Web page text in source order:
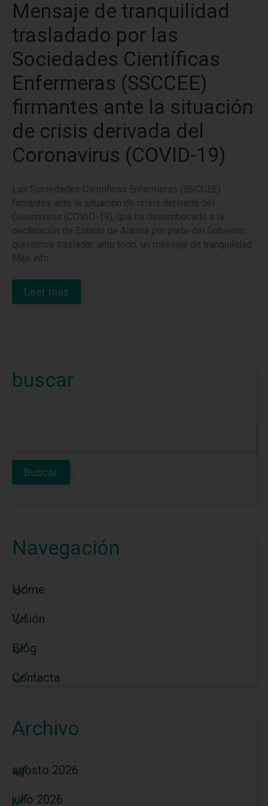
Mensaje de tranquilidad
trasladado por las
Sociedades Científicas
Enfermeras (SSCCEE)
firmantes ante la situación
de crisis derivada del
Coronavirus (COVID-19)
Las Sociedades Científicas Enfermeras (SSCCEE)
firmantes ante la situación de crisis derivada del
Coronavirus (COVID-19), que ha desembocado a la
declaración de Estado de Alarma por parte del Gobierno,
queremos trasladar, ante todo, un mensaje de tranquilidad
Más info
Leer más
buscar
Navegación
Home
Visión
Blog
Contacta
Archivo
agosto 2026
julio 2026